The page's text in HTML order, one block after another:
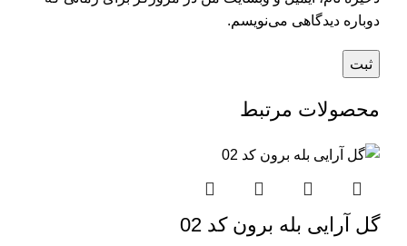
دوباره دیدگاهی می‌نویسم.
محصولات مرتبط
گل آرایی بله برون کد 02